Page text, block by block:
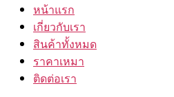
หน้าแรก
เกี่ยวกับเรา
สินค้าทั้งหมด
ราคาเหมา
ติดต่อเรา